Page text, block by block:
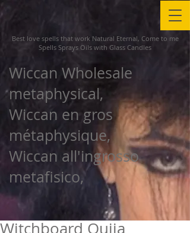
Best love spells that work Natural Eternal, Come to me
Spells Sprays Oils with Glass Candles
Wiccan Wholesale
metaphysical,
Wiccan en gros
métaphysique,
Wiccan all'ingrosso
metafisico,
Witchboard Ouija